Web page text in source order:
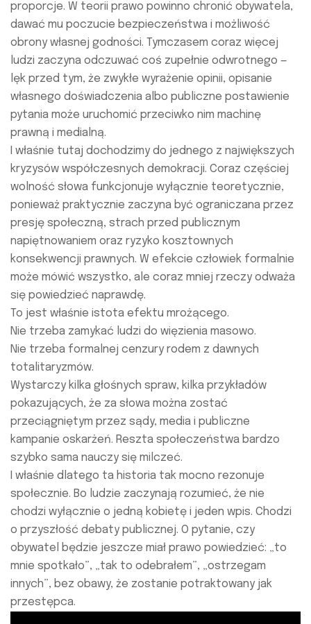
proporcje. W teorii prawo powinno chronić obywatela,
dawać mu poczucie bezpieczeństwa i możliwość
obrony własnej godności. Tymczasem coraz więcej
ludzi zaczyna odczuwać coś zupełnie odwrotnego —
lęk przed tym, że zwykłe wyrażenie opinii, opisanie
własnego doświadczenia albo publiczne postawienie
pytania może uruchomić przeciwko nim machinę
prawną i medialną.
I właśnie tutaj dochodzimy do jednego z największych
kryzysów współczesnych demokracji. Coraz częściej
wolność słowa funkcjonuje wyłącznie teoretycznie,
ponieważ praktycznie zaczyna być ograniczana przez
presję społeczną, strach przed publicznym
napiętnowaniem oraz ryzyko kosztownych
konsekwencji prawnych. W efekcie człowiek formalnie
może mówić wszystko, ale coraz mniej rzeczy odważa
się powiedzieć naprawdę.
To jest właśnie istota efektu mrożącego.
Nie trzeba zamykać ludzi do więzienia masowo.
Nie trzeba formalnej cenzury rodem z dawnych
totalitaryzmów.
Wystarczy kilka głośnych spraw, kilka przykładów
pokazujących, że za słowa można zostać
przeciągniętym przez sądy, media i publiczne
kampanie oskarżeń. Reszta społeczeństwa bardzo
szybko sama nauczy się milczeć.
I właśnie dlatego ta historia tak mocno rezonuje
społecznie. Bo ludzie zaczynają rozumieć, że nie
chodzi wyłącznie o jedną kobietę i jeden wpis. Chodzi
o przyszłość debaty publicznej. O pytanie, czy
obywatel będzie jeszcze miał prawo powiedzieć: „to
mnie spotkało”, „tak to odebrałem”, „ostrzegam
innych”, bez obawy, że zostanie potraktowany jak
przestępca.